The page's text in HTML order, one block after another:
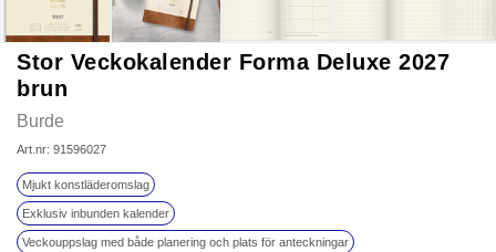
Stor Veckokalender Forma Deluxe 2027
brun
Burde
Art.nr: 91596027
Mjukt konstläderomslag
Exklusiv inbunden kalender
Veckouppslag med både planering och plats för anteckningar